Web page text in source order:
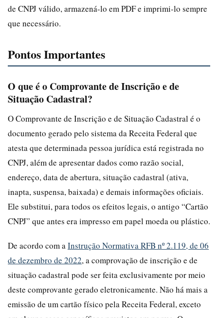
de CNPJ válido, armazená-lo em PDF e imprimi-lo sempre
que necessário.
Pontos Importantes
O que é o Comprovante de Inscrição e de
Situação Cadastral?
O Comprovante de Inscrição e de Situação Cadastral é o
documento gerado pelo sistema da Receita Federal que
atesta que determinada pessoa jurídica está registrada no
CNPJ, além de apresentar dados como razão social,
endereço, data de abertura, situação cadastral (ativa,
inapta, suspensa, baixada) e demais informações oficiais.
Ele substitui, para todos os efeitos legais, o antigo “Cartão
CNPJ” que antes era impresso em papel moeda ou plástico.
De acordo com a Instrução Normativa RFB nº 2.119, de 06
de dezembro de 2022, a comprovação de inscrição e de
situação cadastral pode ser feita exclusivamente por meio
deste comprovante gerado eletronicamente. Não há mais a
emissão de um cartão físico pela Receita Federal, exceto